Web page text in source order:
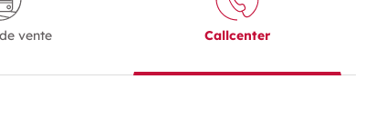
vente Callcenter